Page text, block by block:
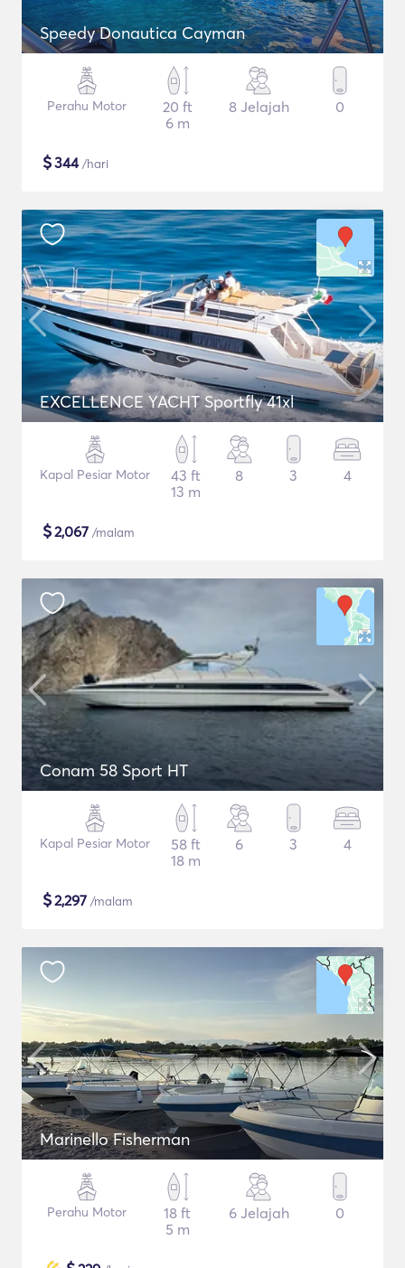
Speedy Donautica Cayman
Perahu Motor
20 ft
6 m
8 Jelajah 0
$344/hari
EXCELLENCE YACHT Sportfly 41xl
Kapal Pesiar Motor
43 ft
13 m
8 3 4
$2,067 /malam
Conam 58 Sport HT
Kapal Pesiar Motor
58 ft
18 m
6 3 4
$2,297 /malam
Marinello Fisherman
Perahu Motor
18 ft
5 m
6 Jelajah 0